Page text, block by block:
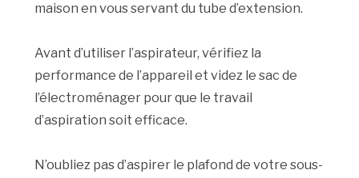
maison en vous servant du tube d’extension.
Avant d’utiliser l’aspirateur, vérifiez la
performance de l’appareil et videz le sac de
l’électroménager pour que le travail
d’aspiration soit efficace.
N’oubliez pas d’aspirer le plafond de votre sous-